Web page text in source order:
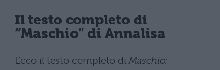
Il testo completo di
“Maschio” di Annalisa
Ecco il testo completo diMaschio: